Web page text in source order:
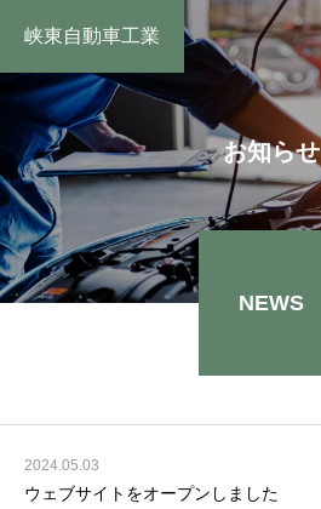
峡東自動車工業
お知らせ
NEWS
2024.05.03
ウェブサイトをオープンしました